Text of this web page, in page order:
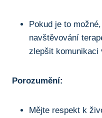
Pokud je to
navštěvování
zlepšit komunikaci
Porozumění:
Mějte respekt k